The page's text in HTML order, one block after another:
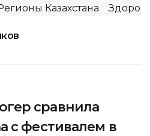
Казахстана
сравнила
с фестивалем в